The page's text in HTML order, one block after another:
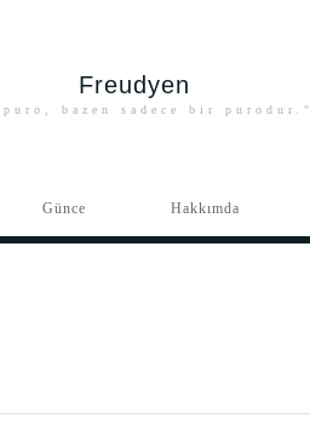
Freudyen
bazen sadece bir purodur."
Günce Hakkımda